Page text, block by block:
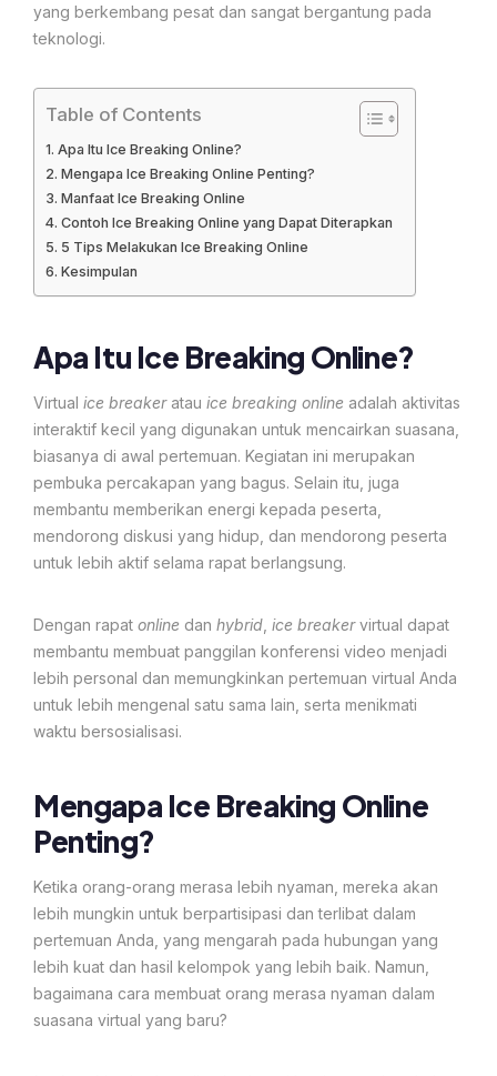
yang berkembang pesat dan sangat bergantung pada
teknologi.
Table of Contents
Apa Itu Ice Breaking Online?
Mengapa Ice Breaking Online Penting?
Manfaat Ice Breaking Online
Contoh Ice Breaking Online yang Dapat Diterapkan
5 Tips Melakukan Ice Breaking Online
Kesimpulan
Apa Itu Ice Breaking Online?
Virtual ice breaker atau ice breaking online adalah aktivitas
interaktif kecil yang digunakan untuk mencairkan suasana,
biasanya di awal pertemuan. Kegiatan ini merupakan
pembuka percakapan yang bagus. Selain itu, juga
membantu memberikan energi kepada peserta,
mendorong diskusi yang hidup, dan mendorong peserta
untuk lebih aktif selama rapat berlangsung.
Dengan rapat online dan hybrid ice breakervirtual dapat
membantu membuat panggilan konferensi video menjadi
lebih personal dan memungkinkan pertemuan virtual Anda
untuk lebih mengenal satu sama lain, serta menikmati
waktu bersosialisasi.
Mengapa Ice Breaking Online
Penting?
Ketika orang-orang merasa lebih nyaman, mereka akan
lebih mungkin untuk berpartisipasi dan terlibat dalam
pertemuan Anda, yang mengarah pada hubungan yang
lebih kuat dan hasil kelompok yang lebih baik. Namun,
bagaimana cara membuat orang merasa nyaman dalam
suasana virtual yang baru?